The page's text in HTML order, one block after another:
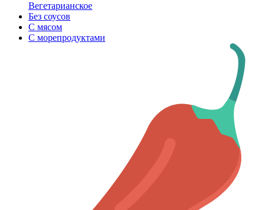
Вегетарианское
Без соусов
С мясом
С морепродуктами